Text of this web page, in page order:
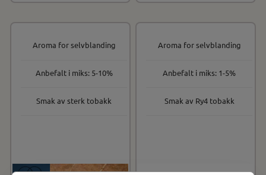
Aroma for selvblanding
Anbefalt i miks: 5-10%
Smak av sterk tobakk
Aroma for selvblanding
Anbefalt i miks: 1-5%
Smak av Ry4 tobakk